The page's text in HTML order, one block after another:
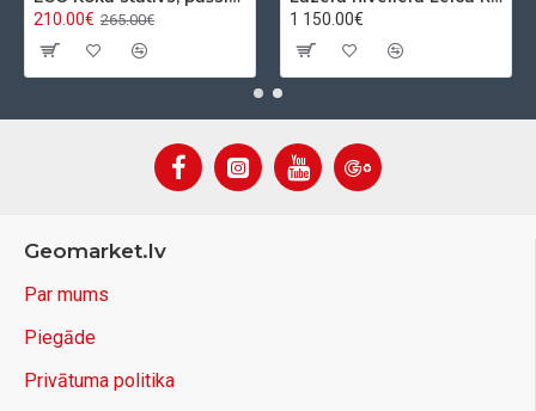
210.00€ 265.00€
1 150.00€
Geomarket.lv
Par mums
Piegāde
Privātuma politika